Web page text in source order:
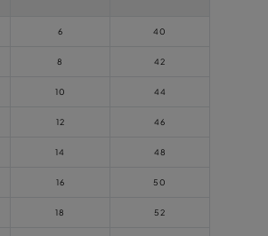
6 40
8 42
10 44
12 46
14 48
16 50
18 52